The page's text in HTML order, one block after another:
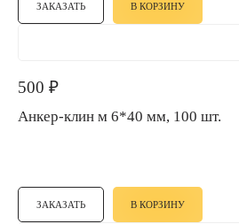
ЗАКАЗАТЬ В КОРЗИНУ
500 ₽
Анкер-клин м 6*40 мм, 100 шт.
ЗАКАЗАТЬ В КОРЗИНУ